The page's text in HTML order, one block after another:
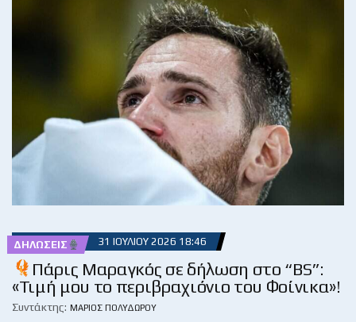
ΔΗΛΏΣΕΙΣ 31 ΙΟΥΛΊΟΥ 2026 18:46
Πάρις Μαραγκός σε δήλωση στο “BS”:
«Τιμή μου το περιβραχιόνιο του Φοίνικα»!
Συντάκτης: ΜΆΡΙΟΣ ΠΟΛΥΔΏΡΟΥ